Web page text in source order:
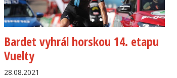
Bardet vyhrál horskou 14. etapu
Vuelty
28.08.2021